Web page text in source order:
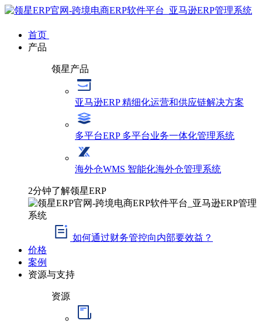
首页
产品
领星产品
亚马逊ERP精细化运营和供应链解决方案
多平台ERP 多平台业务一体化管理系统
海外仓WMS 智能化海外仓管理系统
2分钟了解领星ERP
如何通过财务管控向内部要效益？
价格
案例
资源与支持
资源